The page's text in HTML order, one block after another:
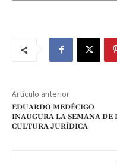
Artículo anterior
EDUARDO MEDÉCIGO
INAUGURA LA SEMANA DE
CULTURA JURÍDICA